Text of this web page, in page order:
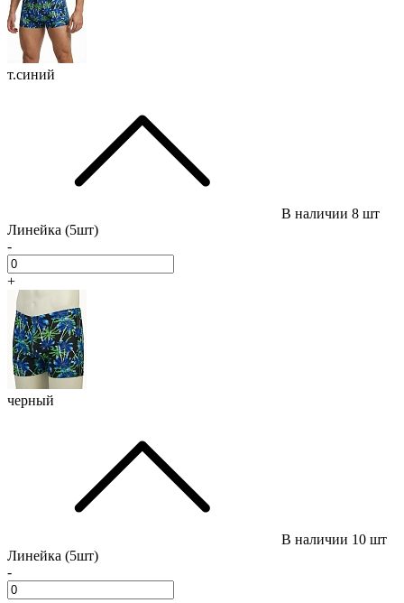
т.синий
В наличии 8 шт
Линейка (5шт)
-
+
черный
В наличии 10 шт
Линейка (5шт)
-